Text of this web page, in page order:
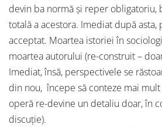
devin ba normă şi reper obligatoriu,
totală a acestora. Imediat după asta,
acceptat. Moartea istoriei în
moartea autorului (re-construit –
Imediat, însă, perspectivele se
din nou, începe să conteze mai
operă re-devine un detaliu doar, în
discuţie).